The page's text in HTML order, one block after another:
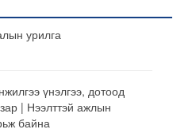
урилга
үнэлгээ, дотоод
| Нээлттэй ажлын
байна